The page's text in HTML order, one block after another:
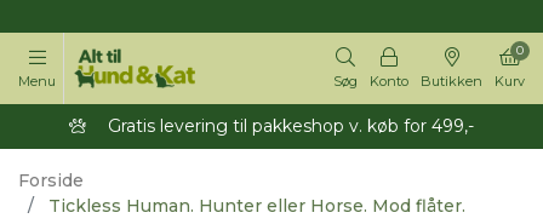
Menu Søg Konto Butikken Kurv
0
Gratis levering til pakkeshop v. køb for 499,-
Forside
Tickless Human. Hunter eller Horse. Mod flåter.